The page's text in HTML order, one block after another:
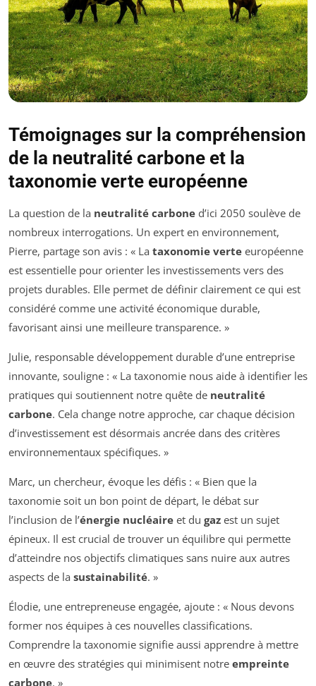
Témoignages sur la compréhension
de la neutralité carbone et la
taxonomie verte européenne
La question de la neutralité carbone d’ici 2050 soulève de
nombreux interrogations. Un expert en environnement,
Pierre, partage son avis : « La taxonomie verte européenne
est essentielle pour orienter les investissements vers des
projets durables. Elle permet de définir clairement ce qui est
considéré comme une activité économique durable,
favorisant ainsi une meilleure transparence. »
Julie, responsable développement durable d’une entreprise
innovante, souligne : « La taxonomie nous aide à identifier les
pratiques qui soutiennent notre quête de neutralité
carbone. Cela change notre approche, car chaque décision
d’investissement est désormais ancrée dans des critères
environnementaux spécifiques. »
Marc, un chercheur, évoque les défis : « Bien que la
taxonomie soit un bon point de départ, le débat sur
l’inclusion de l’énergie nucléaire et du gaz est un sujet
épineux. Il est crucial de trouver un équilibre qui permette
d’atteindre nos objectifs climatiques sans nuire aux autres
aspects de la sustainabilité. »
Élodie, une entrepreneuse engagée, ajoute : « Nous devons
former nos équipes à ces nouvelles classifications.
Comprendre la taxonomie signifie aussi apprendre à mettre
en œuvre des stratégies qui minimisent notre empreinte
carbone. »